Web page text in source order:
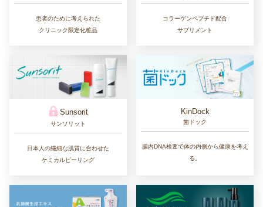
患者のために考えられた
クリニック限定化粧品
コラーゲンペプチド配合
サプリメント
Sunsorit
サンソリット
日本人の繊細な肌質に合わせた
ケミカルピーリング
KinDock
菌ドック
腸内DNA検査で体の内側から健康を考え
る。